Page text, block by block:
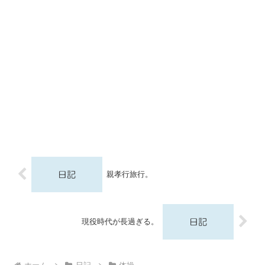
親孝行旅行。
現役時代が長過ぎる。